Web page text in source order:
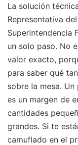
La solución
Representativa
Superintendencia
un solo paso. No
valor exacto,
para saber qué
sobre la mesa.
es un margen de
cantidades
grandes. Si te
camuflado en el